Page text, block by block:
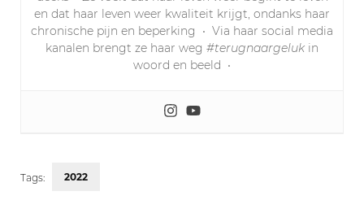
en dat haar leven weer kwaliteit krijgt, ondanks haar
chronische pijn en beperking
• Via haar social media
kanalen brengt ze haar weg #terugnaargeluk in
woord en beeld •
Tags: 2022